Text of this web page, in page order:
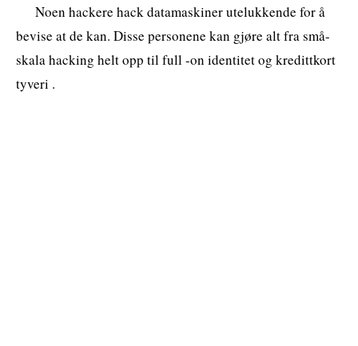
Noen hackere hack datamaskiner utelukkende for å
bevise at de kan. Disse personene kan gjøre alt fra små-
skala hacking helt opp til full -on identitet og kredittkort
tyveri .